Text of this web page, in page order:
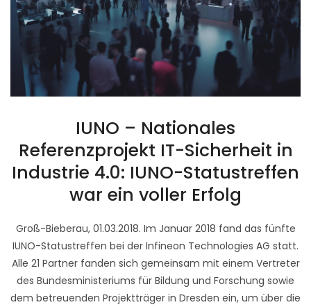
IUNO – Nationales
Referenzprojekt IT-Sicherheit in
Industrie 4.0: IUNO-Statustreffen
war ein voller Erfolg
Groß-Bieberau, 01.03.2018. Im Januar 2018 fand das fünfte
IUNO-Statustreffen bei der Infineon Technologies AG statt.
Alle 21 Partner fanden sich gemeinsam mit einem Vertreter
des Bundesministeriums für Bildung und Forschung sowie
dem betreuenden Projektträger in Dresden ein, um über die